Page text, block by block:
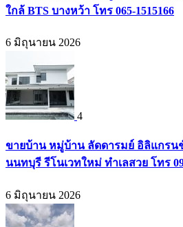
ใกล้ BTS บางหว้า โทร 065-1515166
6 มิถุนายน 2026
4
ขายบ้าน หมู่บ้าน ลัดดารมย์ อิลิแกรน
นนทบุรี รีโนเวทใหม่ ทำเลสวย โทร
6 มิถุนายน 2026